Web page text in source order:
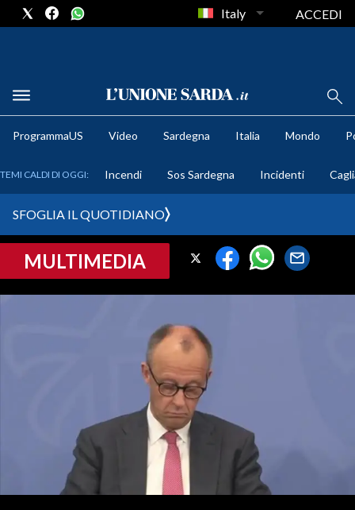
METEO
CRONACA SARDEGNA
NUORO E PROVINCIA
OGLIASTRA
Italy ACCEDI
ProgrammaUS Video Sardegna Italia Mondo
TEMI CALDI DI OGGI: Incendi Sos Sardegna Incidenti
SFOGLIA IL QUOTIDIANO
MULTIMEDIA